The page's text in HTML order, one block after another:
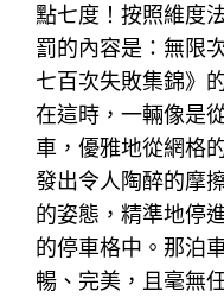
點七度！按照維度
罰的內容是：無限
七百次失敗集錦》
在這時，一輛像是
車，優雅地從網格
發出令人陶醉的摩
的姿態，精準地停
的停車格中。那泊
暢、完美，且毫無